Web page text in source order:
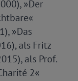
»Der
»Das
als Fritz
als Prof.
2«